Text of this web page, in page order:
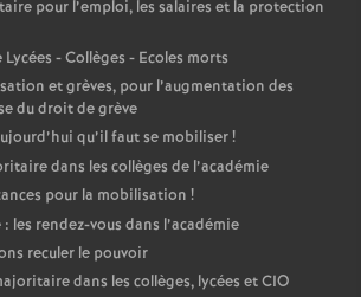
pour l’emploi, les salaires et la protection
- Collèges - Ecoles morts
et grèves, pour l’augmentation des
du droit de grève
qu’il faut se mobiliser!
dans les collèges de l’académie
pour la mobilisation !
: les rendez-vous dans l’académie
reculer le pouvoir
dans les collèges, lycées et CIO